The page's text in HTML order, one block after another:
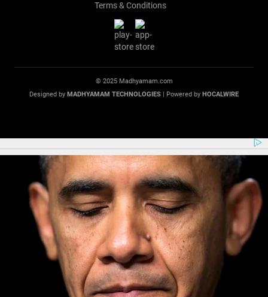
Terms & Conditions
© 2025 Madhyamam.com
Designed by MADHYAMAM TECHNOLOGIES | Powered by HOCALWIRE